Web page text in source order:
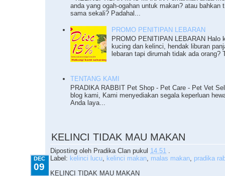
anda yang ogah-ogahan untuk makan? atau bahkan
sama sekali? Padahal...
PROMO PENITIPAN LEBARAN
PROMO PENITIPAN LEBARAN Halo
kucing dan kelinci, hendak liburan
lebaran tapi dirumah tidak ada orang?
TENTANG KAMI
PRADIKA RABBIT Pet Shop - Pet Care - Pet Vet
blog kami, Kami menyediakan segala keperluan
Anda laya...
KELINCI TIDAK MAU MAKAN
Diposting oleh Pradika Clan pukul 14.51 .
DEC
09
Label: kelinci lucu, kelinci makan, malas makan, pradika
KELINCI TIDAK MAU MAKAN